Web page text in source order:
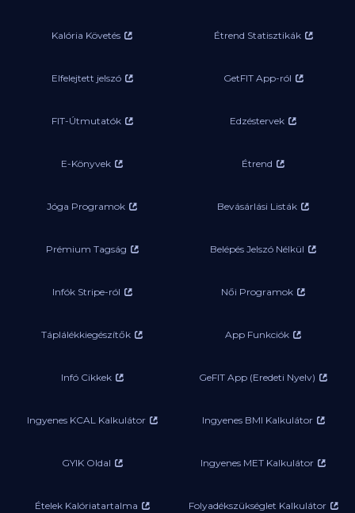
Kalória Követés Étrend Statisztikák
Elfelejtett jelszó GetFIT App-ról
FIT-Útmutatók Edzéstervek
E-Könyvek Étrend
Jóga Programok Bevásárlási Listák
Prémium Tagság Belépés Jelszó Nélkül
Infók Stripe-ról Női Programok
Táplálékkiegészítők App Funkciók
Infó Cikkek GeFIT App (Eredeti Nyelv)
Ingyenes KCAL Kalkulátor Ingyenes BMI Kalkulátor
GYIK Oldal Ingyenes MET Kalkulátor
Ételek Kalóriatartalma Folyadékszükséglet Kalkulátor